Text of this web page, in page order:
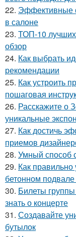
22. Эффективные
в салоне
23. ТОП-10 лучших
обзор
24. Как выбрать
рекомендации
25. Как устроить
пошаговая
26. Расскажите о
уникальные
27. Как достичь
приемов
28. Умный способ
29. Как
бетонном
30. Билеты
знать о концерте
31. Создавайте
бутылок